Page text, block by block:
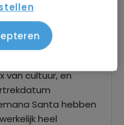
16 april 2026
van cultuur, en
Santa hebben
heel